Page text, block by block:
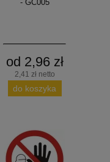
- GC005
od 2,96 zł
2,41 zł netto
do koszyka